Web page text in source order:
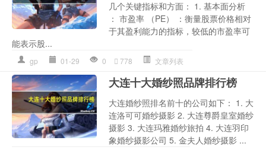
几个关键指标和方面： 1. 基本面分析
： 市盈率 （PE） ：衡量股票价格相对
于其盈利能力的指标，较低的市盈率可
能表示股...
gp 01-29 0 778 文章列表
大连十大婚纱照品牌排行榜
大连婚纱照排名前十的公司如下： 1. 大
连洛可可婚纱摄影 2. 大连尊爵皇室婚纱
摄影 3. 大连玛雅婚纱旅拍 4. 大连羽印
象婚纱摄影公司 5. 金夫人婚纱摄影 ...